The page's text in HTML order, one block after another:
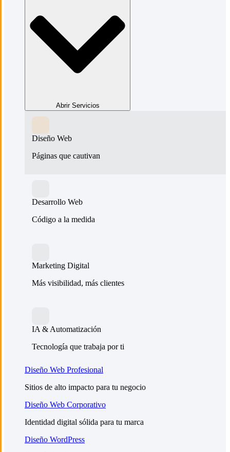
Abrir Servicios
Diseño Web
Páginas que cautivan
Desarrollo Web
Código a la medida
Marketing Digital
Más visibilidad, más clientes
IA & Automatización
Tecnología que trabaja por ti
Diseño Web Profesional
Sitios de alto impacto para tu negocio
Diseño Web Corporativo
Identidad digital sólida para tu marca
Diseño WordPress